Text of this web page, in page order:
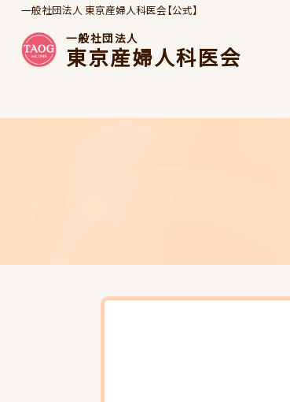
一般社団法人 東京産婦人科医会【公式】
一般社団法人
東京産婦人科医会